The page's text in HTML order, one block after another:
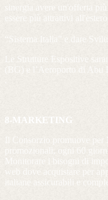
sinergia avere un'offerta
essere più attrattivi all'estero
“Sistema Italia” e dare
Le Strutture Espositive
(BG) e l’Aeroporto di Abu
8-MARKETING
Il Consorzio promuove per
promozionali, ogni 60
Monitorare i bisogni di
web dove acquistare per
italiane assicurabili e